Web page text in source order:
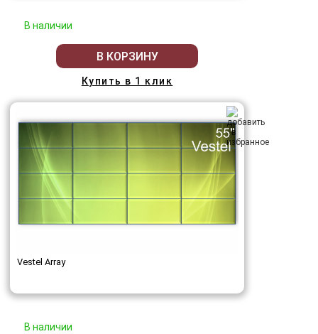
В наличии
В КОРЗИНУ
Купить в 1 клик
Vestel Array
В наличии